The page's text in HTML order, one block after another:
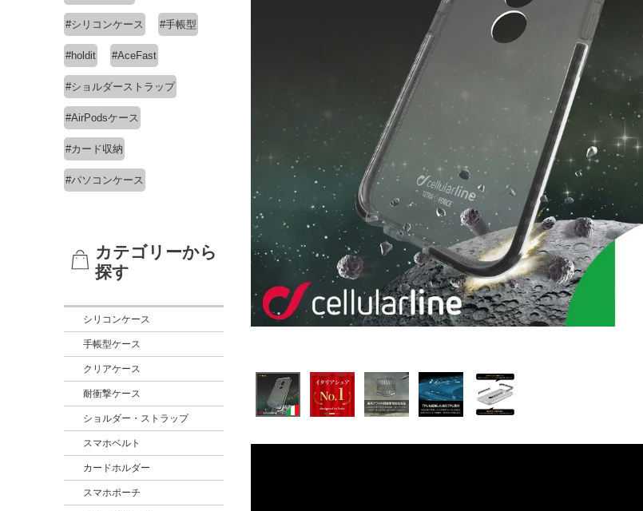
#シリコンケース #手帳型
#holdit #AceFast
#ショルダーストラップ
#AirPodsケース
#カード収納
#パソコンケース
カテゴリーから
探す
シリコンケース
手帳型ケース
クリアケース
耐衝撃ケース
ショルダー・ストラップ
スマホベルト
カードホルダー
スマホポーチ